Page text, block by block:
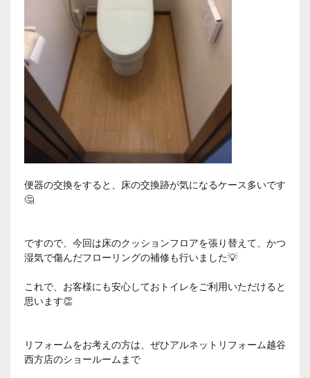
便器の交換をすると、床の交換跡が気になるケース多いです
🤔
ですので、今回は床のクッションフロアを張り替えて、かつ
湿気で傷んだフローリングの補修も行いました💡
これで、お客様にも安心しておトイレをご利用いただけると
思います👏
リフォームをお考えの方は、ぜひアルネットリフォーム越谷
西方店のショールームまで